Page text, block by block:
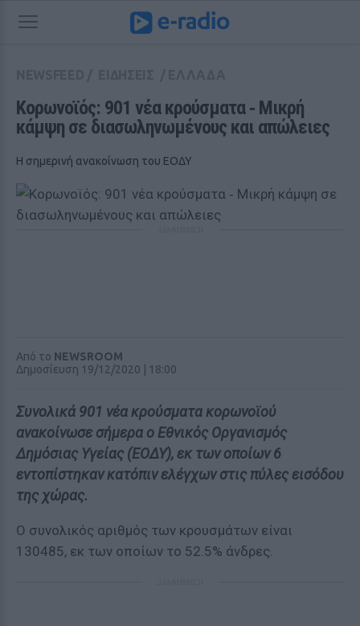
Κορωνοϊός: 901 νέα κρούσματα ‑ Μικρή
κάμψη σε διασωληνωμένους και απώλειες
Η σημερινή ανακοίνωση του ΕΟΔΥ
Από το NEWSROOM
Δημοσίευση 19/12/2020 | 18:00
Συνολικά 901 νέα κρούσματα κορωνοϊού
ανακοίνωσε σήμερα ο Εθνικός Οργανισμός
Δημόσιας Υγείας (ΕΟΔΥ), εκ των οποίων 6
εντοπίστηκαν κατόπιν ελέγχων στις πύλες εισόδου
της χώρας.
Ο συνολικός αριθμός των κρουσμάτων είναι
130485, εκ των οποίων το 52.5% άνδρες.